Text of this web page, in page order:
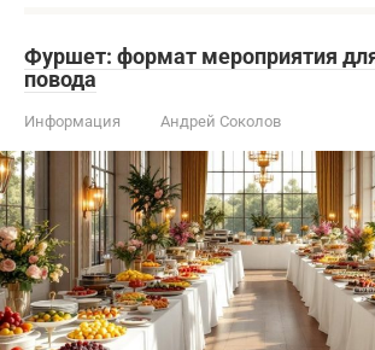
Фуршет: формат мероприятия
повода
Информация Андрей Соколов